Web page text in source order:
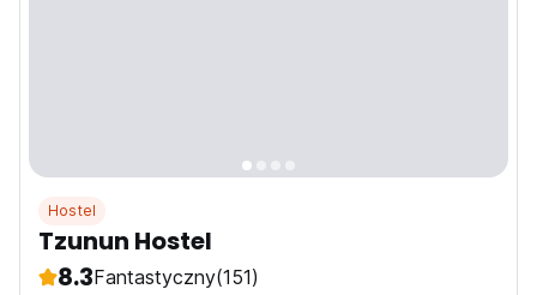
Hostel
Tzunun Hostel
8.3Fantastyczny(151)